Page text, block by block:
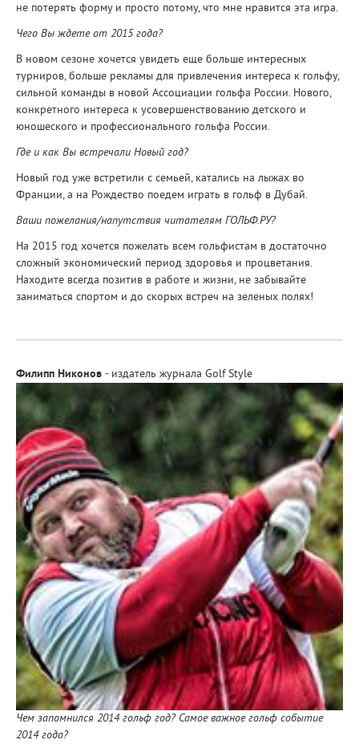
не потерять форму и просто потому, что мне нравится эта игра.
Чего Вы ждете от 2015 года?
В новом сезоне хочется увидеть еще больше интересных
турниров, больше рекламы для привлечения интереса к гольфу,
сильной команды в новой Ассоциации гольфа России. Нового,
конкретного интереса к усовершенствованию детского и
юношеского и профессионального гольфа России.
Где и как Вы встречали Новый год?
Новый год уже встретили с семьей, катались на лыжах во
Франции, а на Рождество поедем играть в гольф в Дубай.
Ваши пожелания/напутствия читателям ГОЛЬФ.РУ?
На 2015 год хочется пожелать всем гольфистам в достаточно
сложный экономический период здоровья и процветания.
Находите всегда позитив в работе и жизни, не забывайте
заниматься спортом и до скорых встреч на зеленых полях!
Филипп Никонов - издатель журнала Golf Style
Чем запомнился 2014 гольф год? Самое важное гольф событие
2014 года?